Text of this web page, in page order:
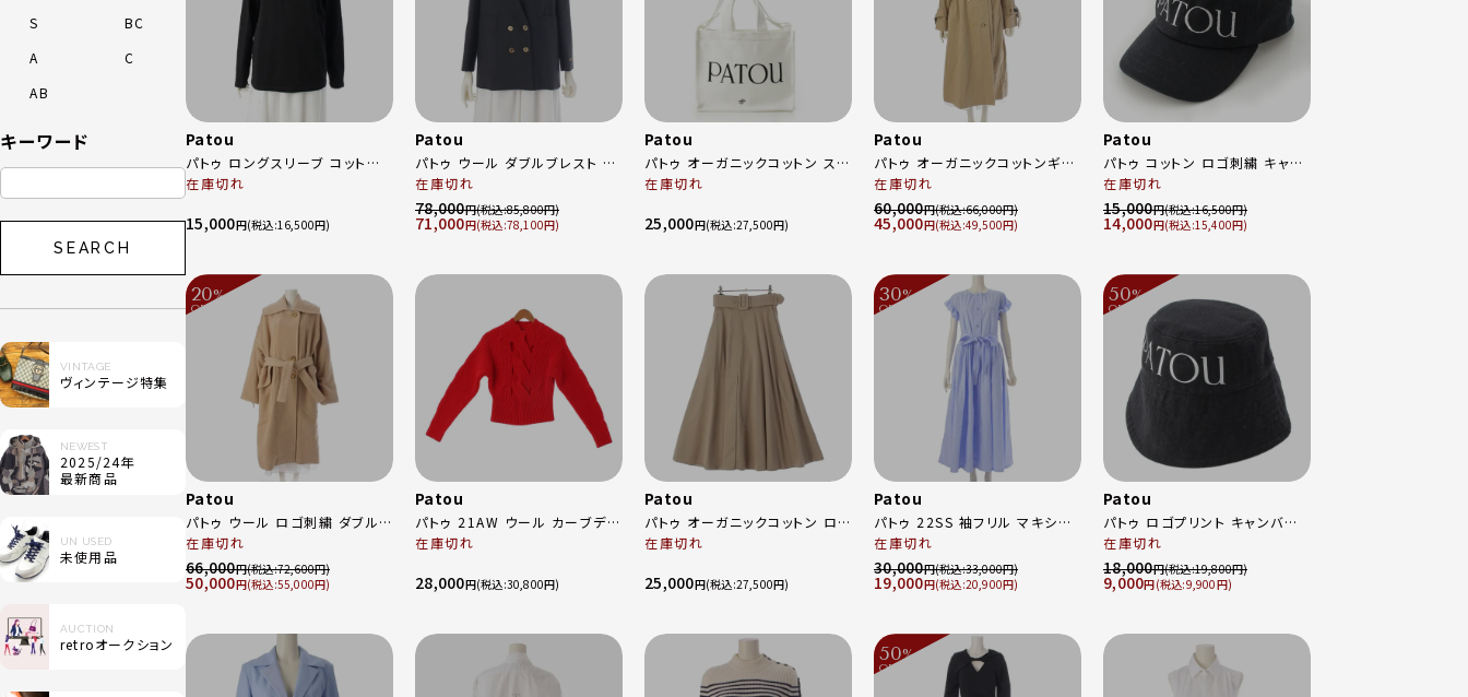
S
BC
A
C
AB
キーワード
SEARCH
VINTAGE
ヴィンテージ特集
NEWEST
2025/24年
最新商品
UN USED
未使用品
AUCTION
retroオークション
Patou
パトゥ ロングスリーブ コットン
Amour Amour プリント 長袖Ｔ
ブラック
在庫切れ
15,000円 16,500
Patou
パトゥ ウール ダブルブレスト セ
ンターベント 金ボタン ノーカラ
ージャケット JA0020105999B
ブラック 36
在庫切れ
78,000円 85,800
71,000円 78,100
Patou
パトゥ オーガニックコットン スモ
ール パトゥ キャンバス トートバ
イト
在庫切れ
25,000円 27,500
Patou
パトゥ オーガニックコットンギャ
バジン 金ボタン ビッグカラー オ
ーバーサイズ ベルト コート トレ
ンチ アウター ベージュ S
在庫切れ
60,000円 66,000
45,000円 49,500
Patou
パトゥ コットン ロゴ刺繍 キャッ
プ 帽子 AC0400132999B ブラ
ック ホワイト M-L
在庫切れ
15,000円 16,500
14,000円 15,400
20%
OFF
Patou
パトゥ ウール ロゴ刺繍 ダブルフ
ェイス ゴールド金具 ベルト コー
ト 22A-C0013-0121 ベージュ
36
在庫切れ
66,000円 72,600
50,000円 55,000
Patou
パトゥ 21AW ウール カーブデザ
イン クロップド ケーブル ニット
KN052 レッド S
在庫切れ
28,000円 30,800
Patou
パトゥ オーガニックコットン ロゴ
刺繍ベルト スリッド ロング スカ
ュ 34
在庫切れ
25,000円 27,500
30%
OFF
Patou
パトゥ 22SS 袖フリル マキシ丈
ワンピース ベルテッド 22SA2-
DR087-17 ブルー 34
在庫切れ
30,000円 33,000
19,000円 20,900
50%
OFF
Patou
パトゥ ロゴプリント キャンバス
バケットハット 帽子 ブラック×
ホワイト XS-S
在庫切れ
18,000円 19,800
9,000円 9,900
50%
OFF